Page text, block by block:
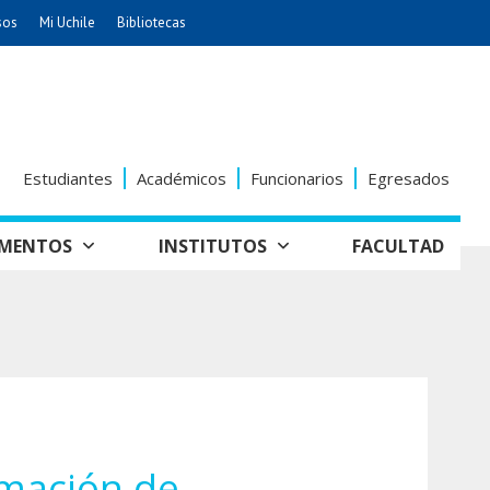
Cs. Sociales
Economía y Negocios
Mi Uchile Bibliotecas
Estudiantes Académicos Funcionarios Egresados
INSTITUTOS
FACULTAD